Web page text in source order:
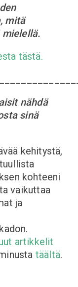
mitä
mielellä.
tästä.
nähdä
sinä
kehitystä,
kohteeni
vaikuttaa
ja
artikkelit
täältä.